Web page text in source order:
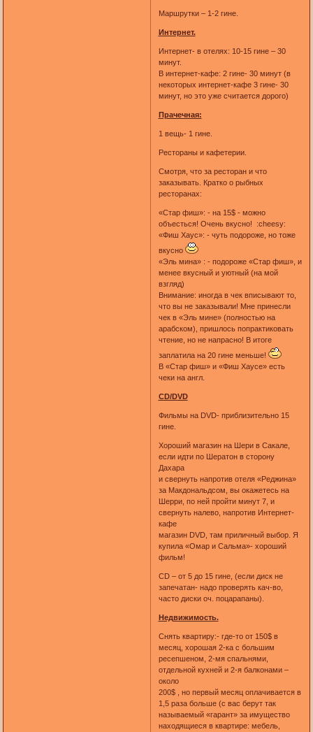
Маршрутки – 1-2 гине.
Интернет.
Интернет- в отелях: 10-15 гине – 30
минут.
В интернет-кафе: 2 гине- 30 минут (в
некоторых интернет-кафе 3 гине- 30
минут, но это уже считается дорого)
Прачечная:
1 вещь- 1 гине.
Рестораны и кафетерии.
Смотря, что за ресторан и что
заказывать. Кратко о рыбных
ресторанах:
«Стар фиш»: - на 15$ - можно
объесться! Очень вкусно! :cheesy:
«Фиш Хаус»: - чуть подороже, но тоже
вкусно
«Эль мина» : - подороже «Стар фиш», и
менее вкусный и уютный (на мой
взгляд)
Внимание: иногда в чек вписывают то,
что вы не заказывали! Мне принесли
чек в «Эль мине» (полностью на
арабском), пришлось попрактиковать
чтение, но не напрасно! В итоге
заплатила на 20 гине меньше!
В «Стар фиш» и «Фиш Хаусе» есть
чеки на англ.
CD/DVD
Фильмы на DVD- приблизительно 15
гине.
Хороший магазин на Шери в Сакале,
если идти по Шератон в сторону
Дахара
и свернуть напротив отеля «Реджина»
за Макдональдсом, вы окажетесь на
Шерри, по ней пройти минут 7, и
свернуть налево, напротив Интернет-
кафе
магазин DVD, там приличный выбор. Я
купила «Омар и Сальма»- хороший
фильм!
CD – от 5 до 15 гине, (если диск не
запечатан- надо проверять кач-во,
часто диски оч. поцарапаны).
Недвижимость.
Снять квартиру:- где-то от 150$ в
месяц, хорошая 2-ка с большим
ресепшеном, 2-мя спальнями,
отдельной кухней и 2-я балконами –
около
200$ , но первый месяц оплачивается в
1,5 раза больше (с вас берут так
называемый «гарант» за имущество
находящиеся в квартире: мебель,